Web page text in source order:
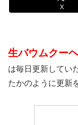
X
生バウムクー
は毎日更新してい
たかのように更新